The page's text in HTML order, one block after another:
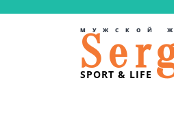
SPORT & LIFE
МУЖСКОЙ